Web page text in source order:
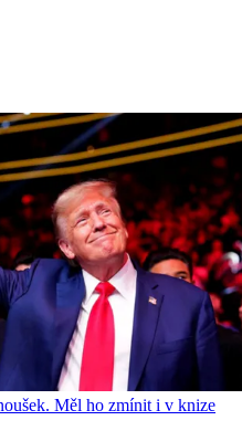
Měl ho zmínit i v knize